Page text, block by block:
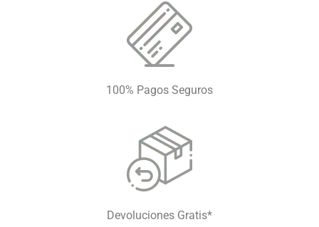
100% Pagos Seguros
Devoluciones Gratis*